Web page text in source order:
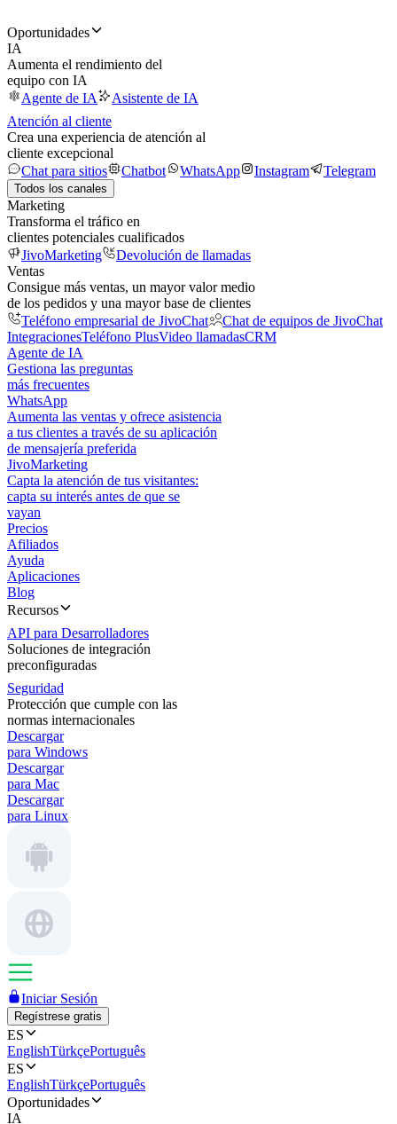
Oportunidades
IA
Aumenta el rendimiento del
equipo con IA
Agente de IA
Asistente de IA
Atención al cliente
Crea una experiencia de atención al
cliente excepcional
Chat para sitios
Chatbot WhatsApp Instagram Telegram
Todos los canales
Marketing
Transforma el tráfico en
clientes potenciales cualificados
JivoMarketing
Devolución de llamadas
Ventas
Consigue más ventas, un mayor valor medio
de los pedidos y una mayor base de clientes
Teléfono empresarial de JivoChat
Chat de equipos de JivoChat
IntegracionesTeléfono PlusVideo llamadasCRM
Agente de IA
Gestiona las preguntas
más frecuentes
WhatsApp
Aumenta las ventas y ofrece asistencia
a tus clientes a través de su aplicación
de mensajería preferida
JivoMarketing
Capta la atención de tus visitantes:
capta su interés antes de que se
vayan
Precios
Afiliados
Ayuda
Aplicaciones
Blog
Recursos
API para Desarrolladores
Soluciones de integración
preconfiguradas
Seguridad
Protección que cumple con las
normas internacionales
Descargar
para Windows
Descargar
para Mac
Descargar
para Linux
Iniciar Sesión
Regístrese gratis
ES
EnglishTürkçePortuguês
ES
EnglishTürkçePortuguês
Oportunidades
IA